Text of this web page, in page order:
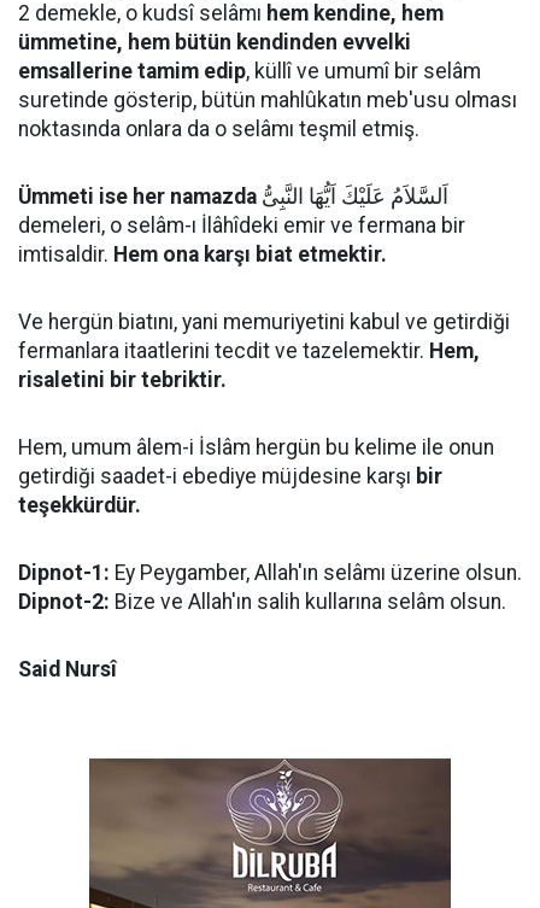
2 demekle, o kudsî selâmı hem kendine, hem
ümmetine, hem bütün kendinden evvelki
emsallerine tamim edip, küllî ve umumî bir selâm
suretinde gösterip, bütün mahlûkatın meb'usu olması
noktasında onlara da o selâmı teşmil etmiş.
Ümmeti ise her namazda
demeleri, o selâm-ı İlâhîdeki emir ve fermana bir
imtisaldir. Hem ona karşı biat etmektir.
Ve hergün biatını, yani memuriyetini kabul ve getirdiği
fermanlara itaatlerini tecdit ve tazelemektir. Hem,
risaletini bir tebriktir.
Hem, umum âlem-i İslâm hergün bu kelime ile onun
getirdiği saadet-i ebediye müjdesine karşı bir
teşekkürdür.
Dipnot-1: Ey Peygamber, Allah'ın selâmı üzerine olsun.
Dipnot-2: Bize ve Allah'ın salih kullarına selâm olsun.
Said Nursî